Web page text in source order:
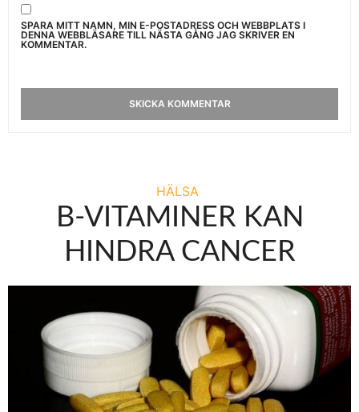
SPARA MITT NAMN, MIN E-POSTADRESS OCH WEBBPLATS I
DENNA WEBBLÄSARE TILL NÄSTA GÅNG JAG SKRIVER EN
KOMMENTAR.
HÄLSA
B-VITAMINER KAN
HINDRA CANCER